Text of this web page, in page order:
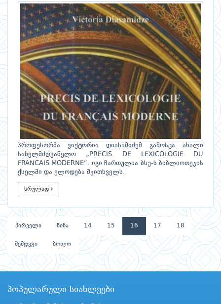
პროფესორმა ვიქტორია დიასამიძემ გამოსცა ახალი
სახელმძღვანელო „PRECIS DE LEXICOLOGIE DU
FRANCAIS MODERNE“. იგი ჩართულია ბსუ-ს ბიბლიოთეკის
ქსელში და ელოდება მკითხველს.
სრულად
პირველი წინა 14 15 16 17 18
შემდეგი ბოლო
პოპულარული სიახლეები